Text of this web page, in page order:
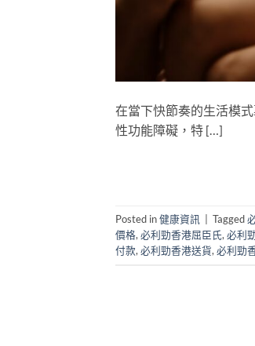
在當下快節奏的生活模
性功能障礙，特 […]
Posted in健康資訊 Tagged
價格,必利勁香港屈臣氏,必利
付款,必利勁香港送貨,必利勁